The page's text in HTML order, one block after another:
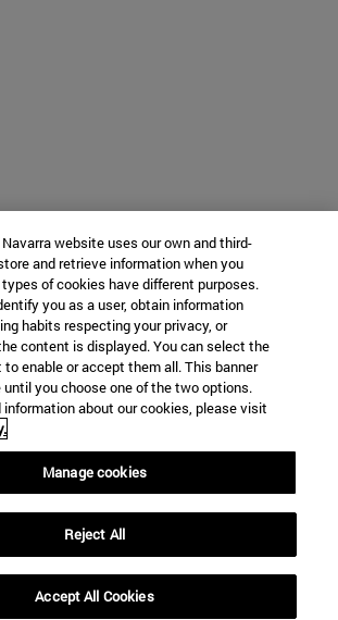
website uses our own and third-
and retrieve information when you
of cookies have different purposes.
you as a user, obtain information
habits respecting your privacy, or
content is displayed. You can select the
enable or accept them all. This banner
you choose one of the two options.
information about our cookies, please visit
Manage cookies
Reject All
Accept All Cookies